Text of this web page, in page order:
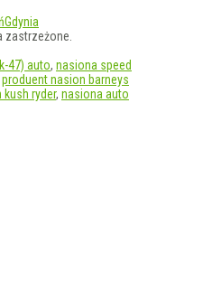
Gdynia
47) auto, nasiona speed
produent nasion barneys
ryder, nasiona auto